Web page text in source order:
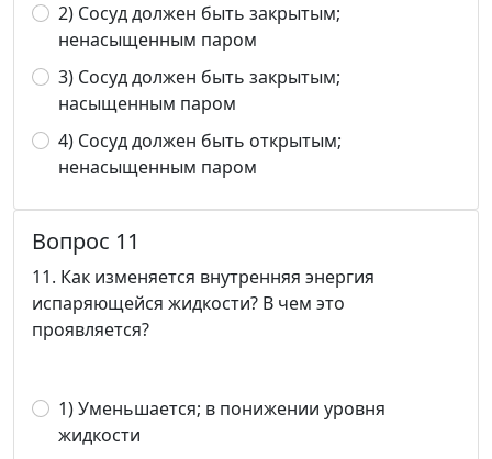
2) Сосуд должен быть закрытым;
ненасыщенным паром
3) Сосуд должен быть закрытым;
насыщенным паром
4) Сосуд должен быть открытым;
ненасыщенным паром
Вопрос 11
11. Как изменяется внутренняя энергия
испаряющейся жидкости? В чем это
проявляется?
1) Уменьшается; в понижении уровня
жидкости